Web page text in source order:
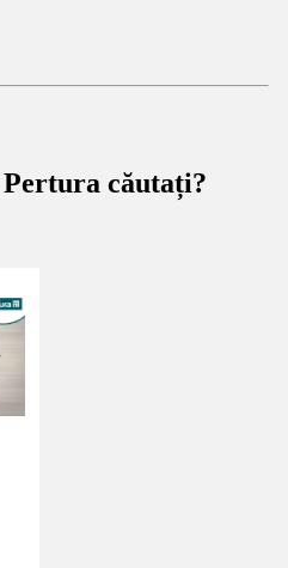
căutați?